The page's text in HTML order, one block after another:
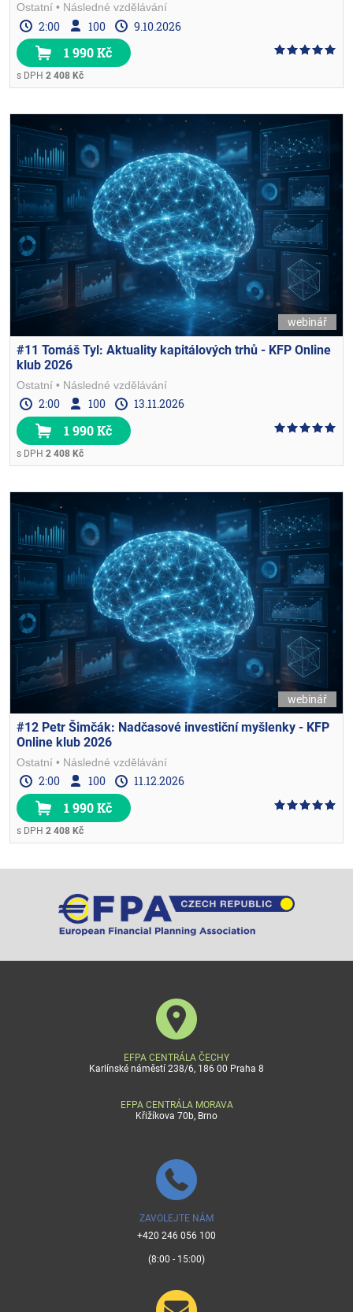
Ostatní Následné vzdělávání
2:00 100 9.10.2026
1 990 Kč
s DPH 2 408 Kč
webinář
#11 Tomáš Tyl: Aktuality kapitálových trhů - KFP Online
klub 2026
Ostatní Následné vzdělávání
2:00 100 13.11.2026
1 990 Kč
s DPH 2 408 Kč
webinář
#12 Petr Šimčák: Nadčasové investiční myšlenky - KFP
Online klub 2026
Ostatní Následné vzdělávání
2:00 100 11.12.2026
1 990 Kč
s DPH 2 408 Kč
EFPA CENTRÁLA ČECHY
Karlínské náměstí 238/6, 186 00 Praha 8
EFPA CENTRÁLA MORAVA
Křižíkova 70b, Brno
ZAVOLEJTE NÁM
+420 246 056 100
(8:00 - 15:00)